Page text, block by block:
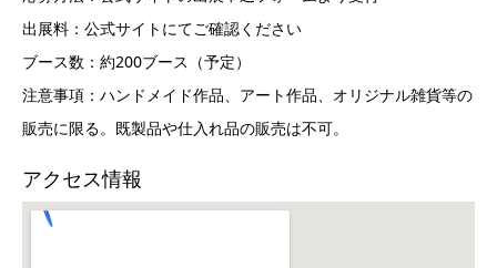
出展料：公式サイトにてご確認ください
ブース数：約200ブース（予定）
注意事項：ハンドメイド作品、アート作品、オリジナル雑貨等の
販売に限る。既製品や仕入れ品の販売は不可。
アクセス情報